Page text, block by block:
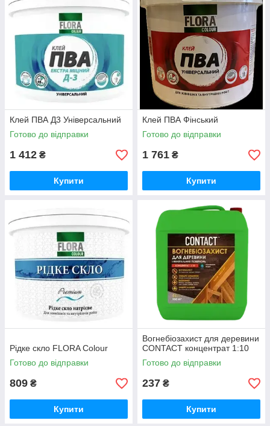
Клей ПВА Д3 Універсальний
Готово до відправки
1 412 ₴
Купити
Клей ПВА Фінський
Готово до відправки
1 761 ₴
Купити
Рідке скло FLORA Сolour
Готово до відправки
809 ₴
Купити
Вогнебіозахист для деревини
CONTACT концентрат 1:10
Готово до відправки
237 ₴
Купити